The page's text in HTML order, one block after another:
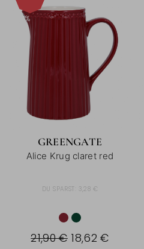
-15%
GREENGATE
Alice Krug claret red
DU SPARST: 3,28 €
21,90 € 18,62 €